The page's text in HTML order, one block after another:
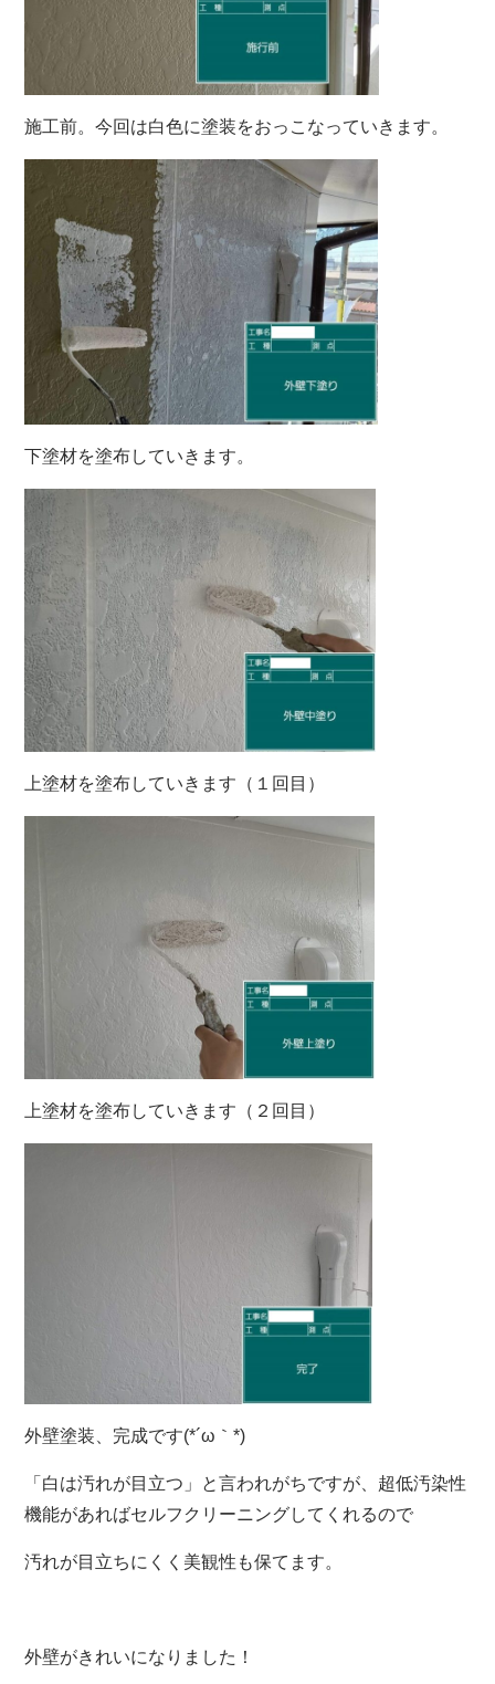
施工前。今回は白色に塗装をおっこなっていきます。
下塗材を塗布していきます。
上塗材を塗布していきます（１回目）
上塗材を塗布していきます（２回目）
外壁塗装、完成です(*´ω｀*)
「白は汚れが目立つ」と言われがちですが、超低汚染性
機能があればセルフクリーニングしてくれるので
汚れが目立ちにくく美観性も保てます。
外壁がきれいになりました！